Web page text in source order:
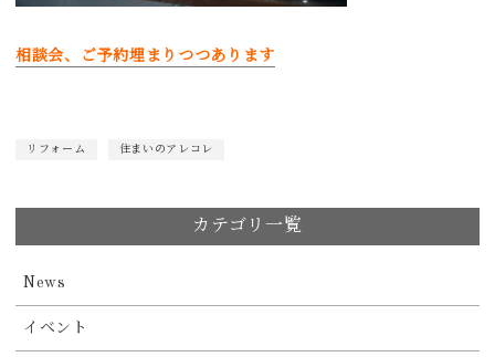
相談会、ご予約埋まりつつあります
リフォーム 住まいのアレコレ
カテゴリ一覧
News
イベント